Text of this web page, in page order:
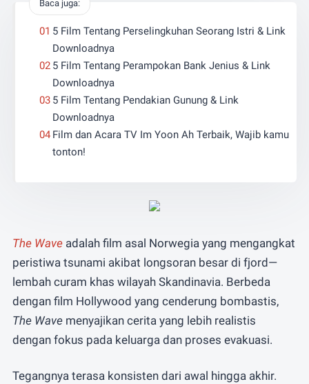
Baca juga:
5 Film Tentang Perselingkuhan Seorang Istri & Link
Downloadnya
5 Film Tentang Perampokan Bank Jenius & Link
Downloadnya
5 Film Tentang Pendakian Gunung & Link
Downloadnya
Film dan Acara TV Im Yoon Ah Terbaik, Wajib kamu
tonton!
The Waveadalah film asal Norwegia yang mengangkat
peristiwa tsunami akibat longsoran besar di fjord—
lembah curam khas wilayah Skandinavia. Berbeda
dengan film Hollywood yang cenderung bombastis,
The Wavemenyajikan cerita yang lebih realistis
dengan fokus pada keluarga dan proses evakuasi.
Tegangnya terasa konsisten dari awal hingga akhir.